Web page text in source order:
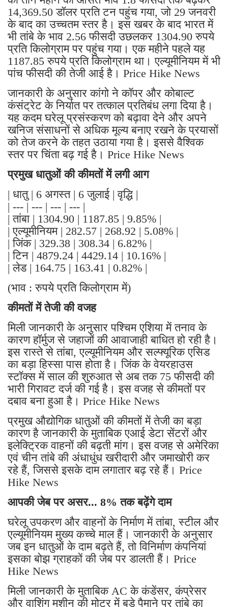
14,369.50 डॉलर प्रति टन पहुंच गया, जो 29 जनवरी
के बाद का उच्चतम स्तर है। इस खबर के बाद भारत में
भी तांबे के भाव 2.56 फीसदी उछलकर 1304.90 रुपये
प्रति किलोग्राम पर पहुंच गया। एक महीने पहले यह
1187.85 रुपये प्रति किलोग्राम था। एल्यूमीनियम में भी
पांच फीसदी की तेजी आई है। Price Hike News
जानकारी के अनुसार कांगो ने कॉपर और कोबाल्ट
कंसंट्रेट के निर्यात पर तत्काल प्रतिबंध लगा दिया है।
यह कदम घरेलू प्रसंस्करण को बढ़ावा देने और अपने
खनिज संसाधनों से अधिक मूल्य बनाए रखने के प्रयासों
को तेज करने के तहत उठाया गया है। इससे वैश्विक
स्तर पर चिंता बढ़ गई है। Price Hike News
प्रमुख धातुओं की कीमतों में लगी आग
| धातु | 6 अगस्त | 6 जुलाई | वृद्धि |
| --- | --- | --- | --- |
| तांबा | 1304.90 | 1187.85 | 9.85% |
| एल्यूमीनियम | 282.57 | 268.92 | 5.08% |
| जिंक | 329.38 | 308.34 | 6.82% |
| टिन | 4879.24 | 4429.14 | 10.16% |
| लेड | 164.75 | 163.41 | 0.82% |
(भाव : रुपये प्रति किलोग्राम में)
कीमतों में तेजी की वजह
मिली जानकारी के अनुसार पश्चिम एशिया में तनाव के
कारण हॉर्मुज से जहाजों की आवाजाही बाधित हो रही है।
इस रास्ते से तांबा, एल्यूमीनियम और सल्फ्यूरिक एसिड
का बड़ा हिस्सा पास होता है। जिंक के वेयरहाउस
स्टॉक्स में साल की शुरुआत से अब तक 75 फीसदी की
भारी गिरावट दर्ज की गई है। इस वजह से कीमतों पर
दबाव बना हुआ है। Price Hike News
प्रमुख औद्योगिक धातुओं की कीमतों में तेजी का बड़ा
कारण है जानकारी के मुताबिक एआई डेटा सेंटरों और
इलेक्ट्रिक वाहनों की बढ़ती मांग। इस वजह से अमेरिका
एवं चीन तांबे की अंधाधुंध खरीदारी और जमाखोरी कर
रहे हैं, जिससे इसके दाम लगातार बढ़ रहे हैं। Price
Hike News
आपकी जेब पर असर... 8% तक बढ़ेंगे दाम
घरेलू उपकरण और वाहनों के निर्माण में तांबा, स्टील और
एल्यूमीनियम मुख्य कच्चे माल हैं। जानकारी के अनुसार
जब इन धातुओं के दाम बढ़ते हैं, तो विनिर्माण कंपनियां
इसका बोझ ग्राहकों की जेब पर डालती हैं। Price
Hike News
मिली जानकारी के मुताबिक AC के कंडेंसर, कंप्रेसर
और वाशिंग मशीन की मोटर में बड़े पैमाने पर तांबे का